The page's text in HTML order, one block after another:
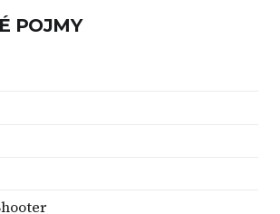
POJMY